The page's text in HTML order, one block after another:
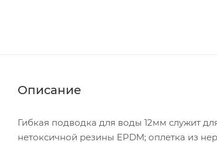
Описание
Гибкая подводка для воды 12мм служит
нетоксичной резины EPDM; оплетка из